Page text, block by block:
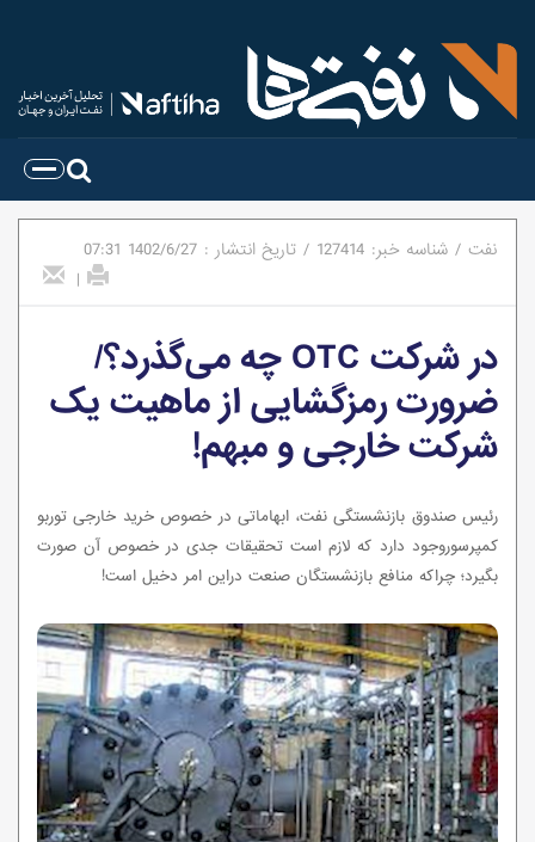
نفت / شناسه خبر: 127414
/ تاریخ انتشار : 1402/6/27
07:31
|
در شرکت OTC چه می‌گذرد؟/
ضرورت رمزگشایی از ماهیت یک
شرکت خارجی و مبهم!
رئیس صندوق بازنشستگی نفت، ابهاماتی در خصوص خرید خارجی توربو
کمپرسوروجود دارد که لازم است تحقیقات جدی در خصوص آن صورت
بگیرد؛ چراکه منافع بازنشستگان صنعت دراین امر دخیل است!